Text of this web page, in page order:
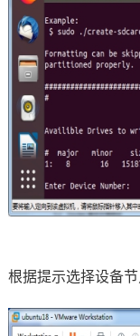
根据提示选择设备